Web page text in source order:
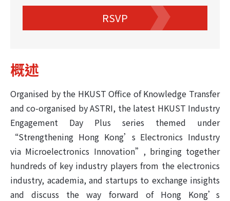
RSVP
概述
Organised by the HKUST Office of Knowledge Transfer
and co-organised by ASTRI, the latest HKUST Industry
Engagement Day Plus series themed under
“Strengthening Hong Kong’s Electronics Industry
via Microelectronics Innovation”, bringing together
hundreds of key industry players from the electronics
industry, academia, and startups to exchange insights
and discuss the way forward of Hong Kong’s